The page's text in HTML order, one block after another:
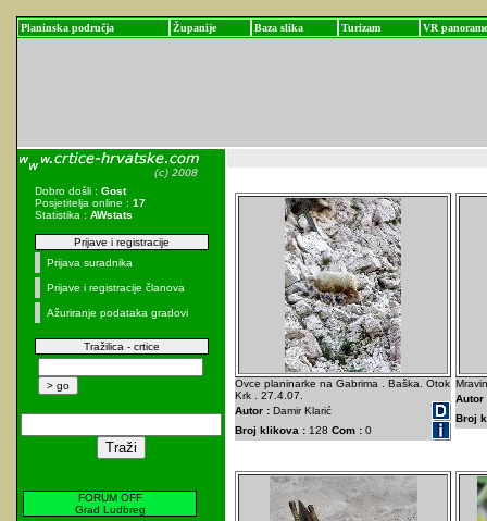
Planinska područja Županije Baza slika Turizam VR panorame
Dobro došli : Gost
Posjetitelja online : 17
Statistika : AWstats
Prijave i registracije
Prijava suradnika
Prijave i registracije članova
Ažuriranje podataka gradovi
Tražilica - crtice
FORUM OFF
Grad Ludbreg
Ovce planinarke na Gabrima . Baška. Otok
Krk . 27.4.07.
Autor : Damir Klarić
Broj klikova : 128 Com : 0
Autor
Broj